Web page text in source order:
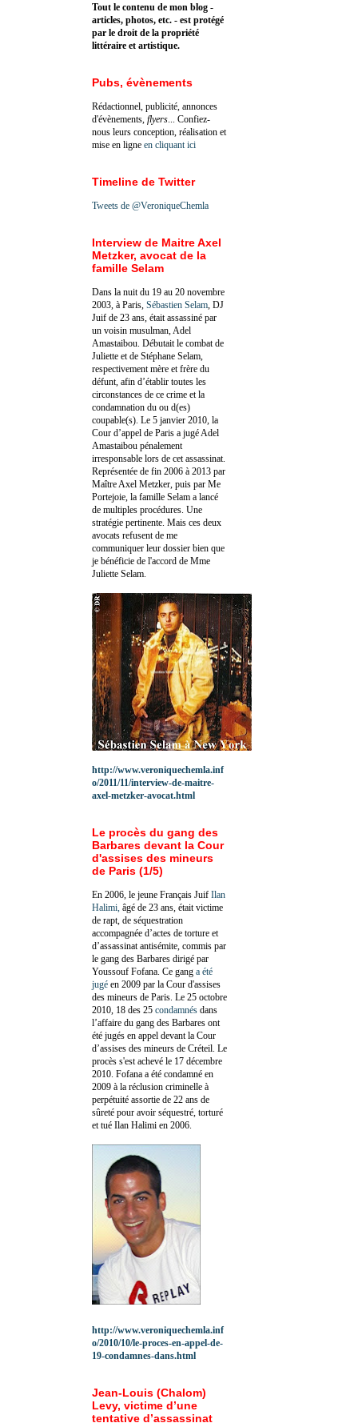
Tout le contenu de mon blog -
articles, photos, etc. - est protégé
par le droit de la propriété
littéraire et artistique.
Pubs, évènements
Rédactionnel, publicité, annonces
d'évènements, flyers ... Confiez-
nous leurs conception, réalisation et
mise en ligne en cliquant ici
Timeline de Twitter
Tweets de @VeroniqueChemla
Interview de Maitre Axel
Metzker, avocat de la
famille Selam
Dans la nuit du 19 au 20 novembre
2003, à Paris, Sébastien Selam , DJ
Juif de 23 ans, était assassiné par
un voisin musulman, Adel
Amastaibou. Débutait le combat de
Juliette et de Stéphane Selam,
respectivement mère et frère du
défunt, afin d’établir toutes les
circonstances de ce crime et la
condamnation du ou d(es)
coupable(s). Le 5 janvier 2010, la
Cour d’appel de Paris a jugé Adel
Amastaibou pénalement
irresponsable lors de cet assassinat.
Représentée de fin 2006 à 2013 par
Maître Axel Metzker, puis par Me
Portejoie, la famille Selam a lancé
de multiples procédures. Une
stratégie pertinente. Mais ces deux
avocats refusent de me
communiquer leur dossier bien que
je bénéficie de l'accord de Mme
Juliette Selam.
http://www.veroniquechemla.inf
o/2011/11/interview-de-maitre-
axel-metzker-avocat.html
Le procès du gang des
Barbares devant la Cour
d'assises des mineurs
de Paris (1/5)
En 2006, le jeune Français Juif Ilan
Halimi, âgé de 23 ans, était victime
de rapt, de séquestration
accompagnée d’actes de torture et
d’assassinat antisémite, commis par
le gang des Barbares dirigé par
Youssouf Fofana. Ce gang a été
jugé en 2009 par la Cour d'assises
des mineurs de Paris. Le 25 octobre
2010, 18 des 25 condamnés dans
l’affaire du gang des Barbares ont
été jugés en appel devant la Cour
d’assises des mineurs de Créteil. Le
procès s'est achevé le 17 décembre
2010. Fofana a été condamné en
2009 à la réclusion criminelle à
perpétuité assortie de 22 ans de
sûreté pour avoir séquestré, torturé
et tué Ilan Halimi en 2006.
http://www.veroniquechemla.inf
o/2010/10/le-proces-en-appel-de-
19-condamnes-dans.html
Jean-Louis (Chalom)
Levy, victime d’une
tentative d’assassinat